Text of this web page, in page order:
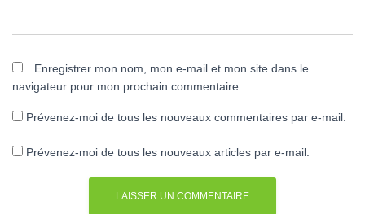
Enregistrer mon nom, mon e-mail et mon site dans le
navigateur pour mon prochain commentaire.
Prévenez-moi de tous les nouveaux commentaires par e-mail.
Prévenez-moi de tous les nouveaux articles par e-mail.